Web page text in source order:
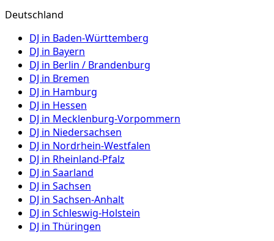
Deutschland
DJ in Baden-Württemberg
DJ in Bayern
DJ in Berlin / Brandenburg
DJ in Bremen
DJ in Hamburg
DJ in Hessen
DJ in Mecklenburg-Vorpommern
DJ in Niedersachsen
DJ in Nordrhein-Westfalen
DJ in Rheinland-Pfalz
DJ in Saarland
DJ in Sachsen
DJ in Sachsen-Anhalt
DJ in Schleswig-Holstein
DJ in Thüringen